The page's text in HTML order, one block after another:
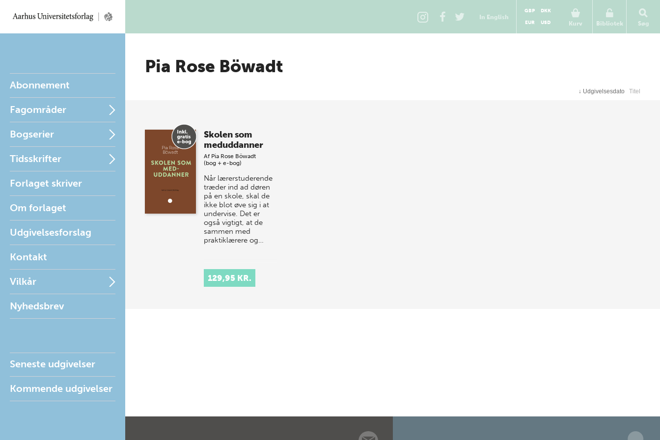
In English
Kurv
GBP
DKK
EUR
USD Bibliotek Søg
Abonnement
Fagområder
Bogserier
Tidsskrifter
Forlaget skriver
Om forlaget
Udgivelsesforslag
Kontakt
Vilkår
Nyhedsbrev
Seneste udgivelser
Kommende udgivelser
Pia Rose Böwadt
↓ Udgivelsesdato Titel
Skolen som
meduddanner
Af Pia Rose Böwadt
(bog + e-bog)
Når lærerstuderende
træder ind ad døren
på en skole, skal de
ikke blot øve sig i at
undervise. Det er
også vigtigt, at de
sammen med
praktiklærere og…
129,95 KR.